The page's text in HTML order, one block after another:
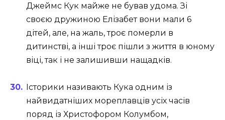
Джеймс Кук майже не бував удома. Зі
своєю дружиною Елізабет вони мали 6
дітей, але, на жаль, троє померли в
дитинстві, а інші троє пішли з життя в юному
віці, так і не залишивши нащадків.
Історики називають Кука одним із
найвидатніших мореплавців усіх часів
поряд із Христофором Колумбом,